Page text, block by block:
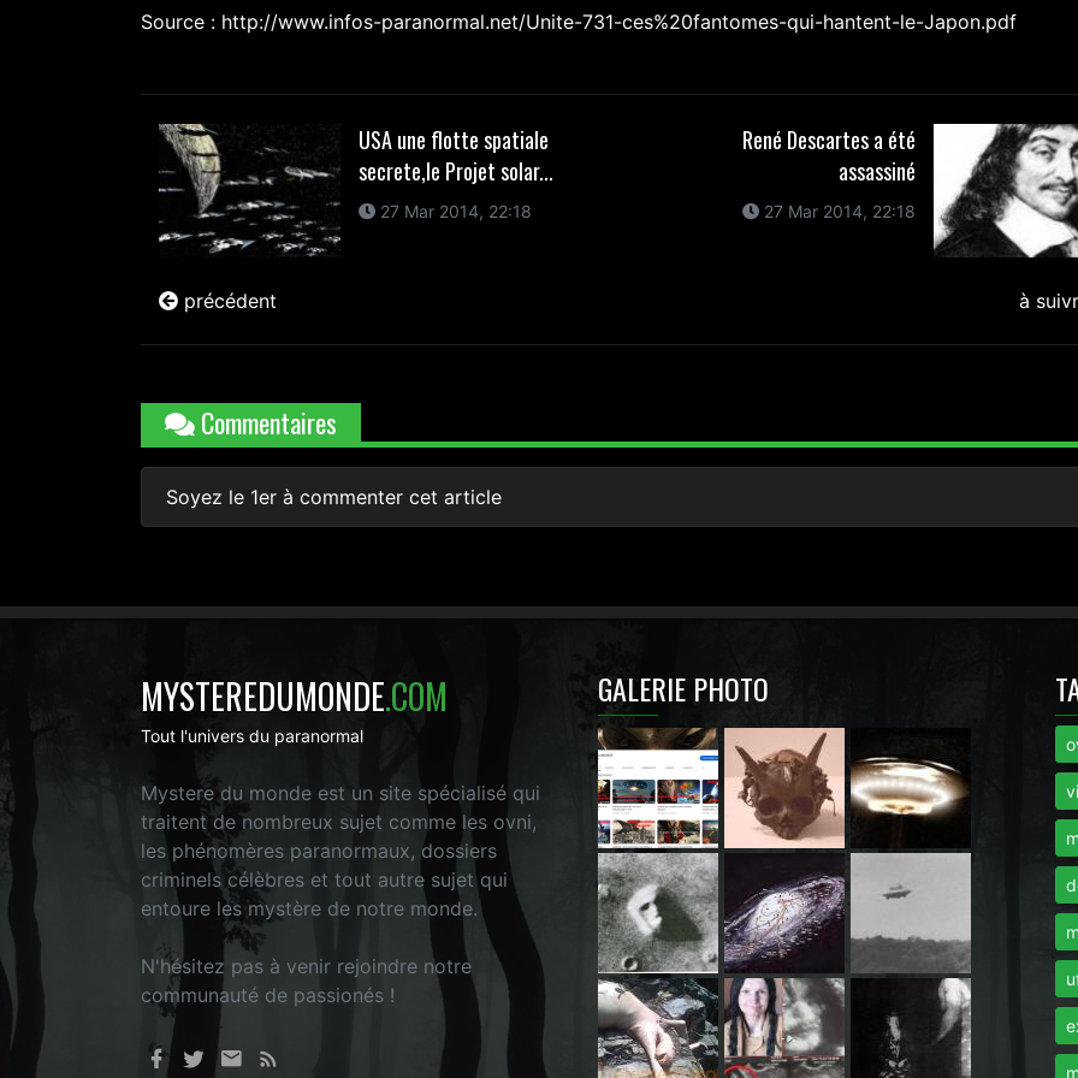
Source : http://www.infos-paranormal.net/Unite-731-ces%20fantomes-qui-hantent-le-Japon.pdf
USA une flotte spatiale
secrete,le Projet solar...
27 Mar 2014, 22:18
précédent
René Descartes a été
assassiné
27 Mar 2014, 22:18
à
Commentaires
Soyez le 1er à commenter cet article
MYSTEREDUMONDE.COM
Tout l'univers du paranormal
Mystere du monde est un site spécialisé qui
traitent de nombreux sujet comme les ovni,
les phénomères paranormaux, dossiers
criminels célèbres et tout autre sujet qui
entoure les mystère de notre monde.
N'hésitez pas à venir rejoindre notre
communauté de passionés !
GALERIE PHOTO